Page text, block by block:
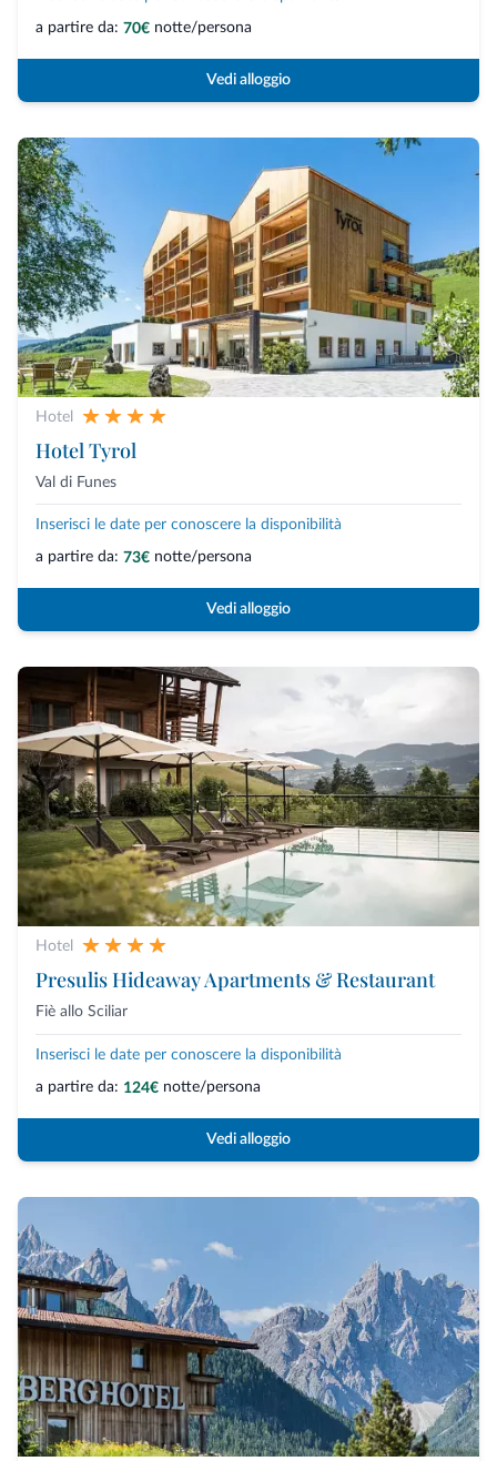
a partire da: 70€ notte/persona
Vedi alloggio
Hotel
Hotel Tyrol
Val di Funes
Inserisci le date per conoscere la disponibilità
a partire da: 73€ notte/persona
Vedi alloggio
Hotel
Presulis Hideaway Apartments & Restaurant
Fiè allo Sciliar
Inserisci le date per conoscere la disponibilità
a partire da: 124€ notte/persona
Vedi alloggio